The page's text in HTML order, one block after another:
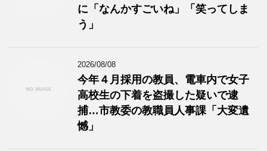
に「なんかすごいね」「笑ってしま
う」
2026/08/08
今年４月採用の教員、電車内で女子
高校生の下着を盗撮した疑いで逮
捕…市教委の教職員人事課「大変遺
憾」